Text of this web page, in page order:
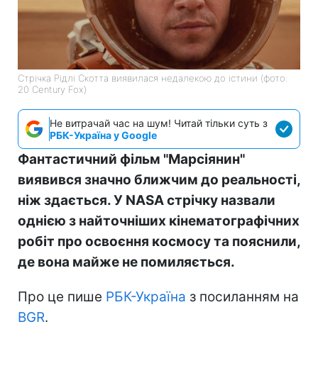
Стрічка Рідлі Скотта виявилася недалекою до істини (фото:
20 Century Fox)
Не витрачай час на шум! Читай тільки суть з
РБК-Україна у Google
Фантастичний фільм "Марсіянин"
виявився значно ближчим до реальності,
ніж здається. У NASA стрічку назвали
однією з найточніших кінематографічних
робіт про освоєння космосу та пояснили,
де вона майже не помиляється.
Про це пише РБК-Україна з посиланням на
BGR.